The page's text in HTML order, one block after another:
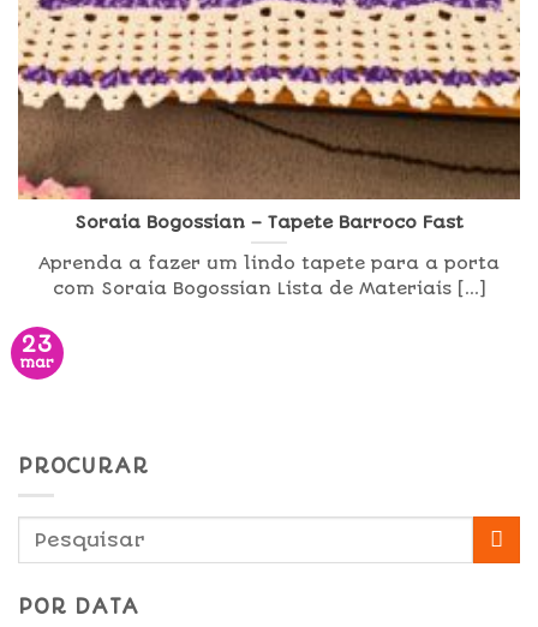
Soraia Bogossian – Tapete Barroco Fast
Aprenda a fazer um lindo tapete para a porta
com Soraia Bogossian Lista de Materiais [...]
23
mar
PROCURAR
POR DATA